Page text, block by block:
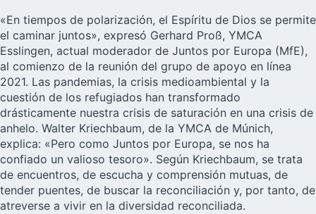
«En tiempos de polarización, el Espíritu de Dios se permite
el caminar juntos», expresó Gerhard Proß, YMCA
Esslingen, actual moderador de Juntos por Europa (MfE),
al comienzo de la reunión del grupo de apoyo en línea
2021. Las pandemias, la crisis medioambiental y la
cuestión de los refugiados han transformado
drásticamente nuestra crisis de saturación en una crisis de
anhelo. Walter Kriechbaum, de la YMCA de Múnich,
explica: «Pero como Juntos por Europa, se nos ha
confiado un valioso tesoro». Según Kriechbaum, se trata
de encuentros, de escucha y comprensión mutuas, de
tender puentes, de buscar la reconciliación y, por tanto, de
atreverse a vivir en la diversidad reconciliada.